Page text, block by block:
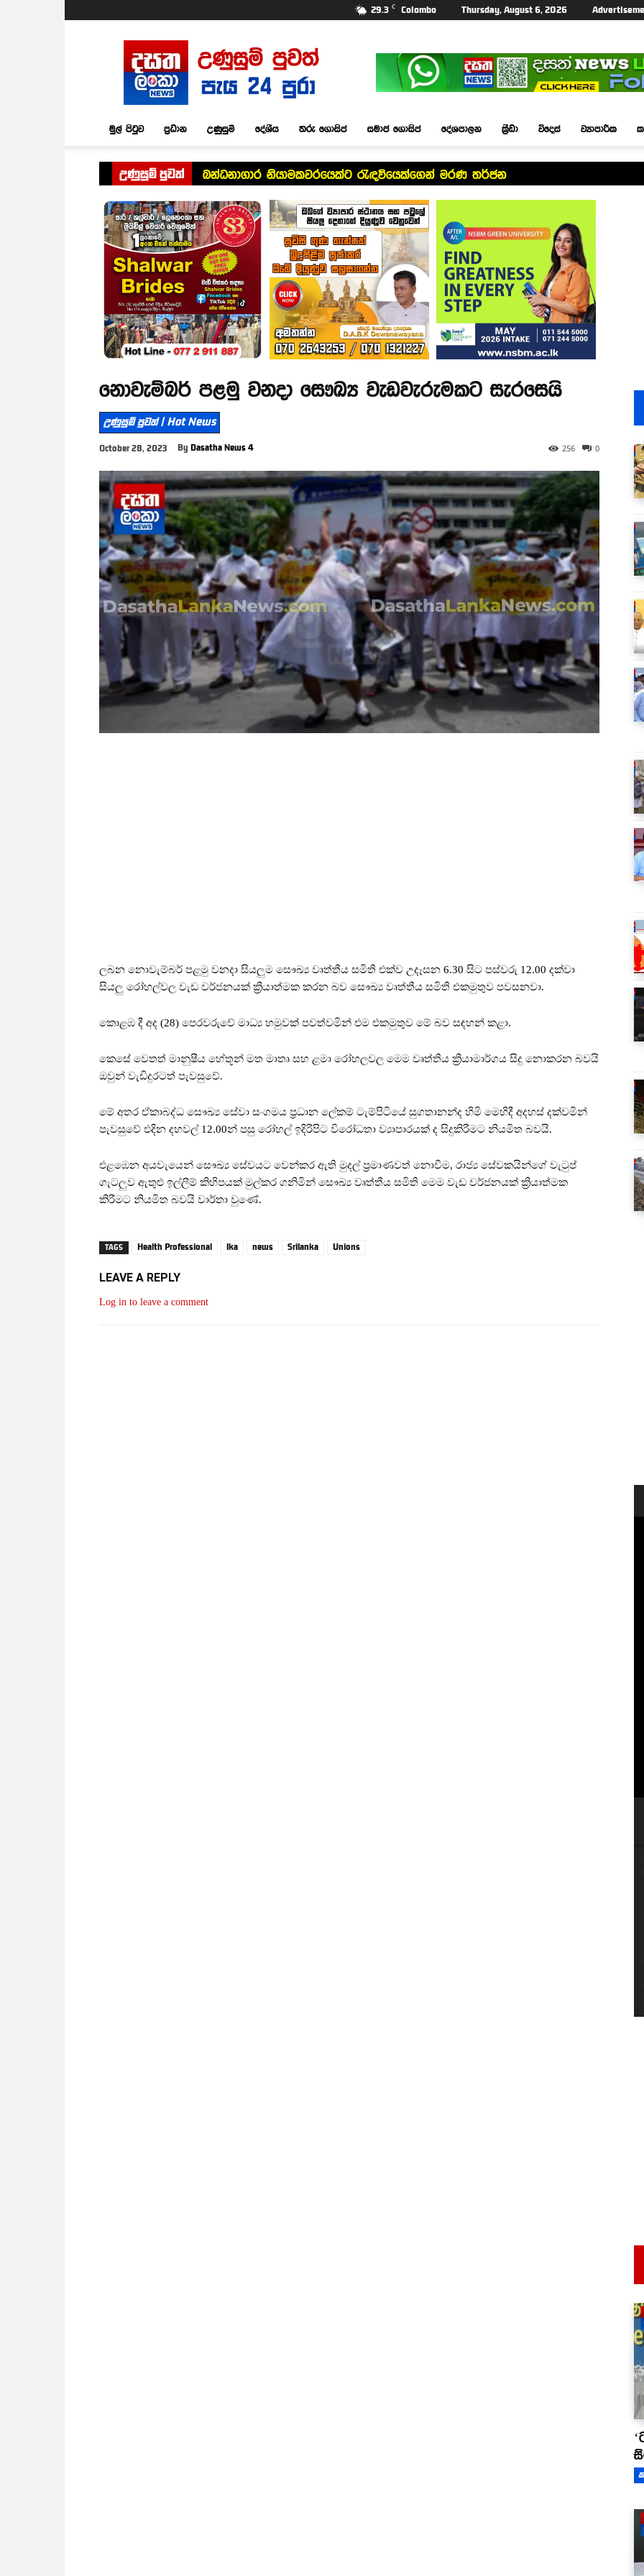
29.3 C Colombo Thursday, August 6, 2026
Dasatha
Lanka
News
මුල් පිටුව ප්‍රධාන උණුසුම් දේශීය තරු ගොසිප් සමාජ ගොසිප් දේශපාලන ක්‍රීඩා විදෙස් ව්‍යාපාරික
උණුසුම් පුවත් බන්ධනාගාර නියාමකවරයෙක්ට රැඳවියෙක්ගෙන් මරණ තර්ජන
නොවැම්බර් පළමු වනදා සෞඛ්‍ය වැඩවැරුමකට සැරසෙයි
උණුසුම් පුවත් | Hot News
October 28, 2023 By Dasatha News 4 0
256
ලබන නොවැම්බර් පළමු වනදා සියලුම සෞඛ්‍ය වෘත්තීය සමිති එක්ව උදෑසන 6.30 සිට පස්වරු 12.00 දක්වා
සියලු රෝහල්වල වැඩ වර්ජනයක් ක්‍රියාත්මක කරන බව සෞඛ්‍ය වෘත්තීය සමිති එකමුතුව පවසනවා.
කොළඹ දී අද (28) පෙරවරුවේ මාධ්‍ය හමුවක් පවත්වමින් එම එකමුතුව මේ බව සඳහන් කළා.
කෙසේ වෙතත් මානුෂීය හේතූන් මත මාතෘ සහ ළමා රෝහලවල මෙම වෘත්තිය ක්‍රියාමාර්ගය සිදු නොකරන බවයි
ඔවුන් වැඩිදුරටත් පැවසුවේ.
මේ අතර ඒකාබද්ධ සෞඛ්‍ය සේවා සංගමය ප්‍රධාන ලේකම් ටැම්පිටියේ සුගතානන්ද හිමි මෙහිදී අදහස් දක්වමින්
පැවසුවේ එදින දහවල් 12.00න් පසු රෝහල් ඉදිරිපිට විරෝධතා ව්‍යාපාරයක් ද සිදුකිරීමට නියමිත බවයි.
එළඹෙන අයවැයෙන් සෞඛ්‍ය සේවයට වෙන්කර ඇති මුදල් ප්‍රමාණවත් නොවීම, රාජ්‍ය සේවකයින්ගේ වැටුප්
ගැටලුව ඇතුළු ඉල්ලීම් කිහිපයක් මුල්කර ගනිමින් සෞඛ්‍ය වෘත්තීය සමිති මෙම වැඩ වර්ජනයක් ක්‍රියාත්මක
කිරීමට නියමිත බවයි වාර්තා වුණේ.
TAGS Health Professional lka news Srilanka Unions
LEAVE A REPLY
Log in to leave a comment